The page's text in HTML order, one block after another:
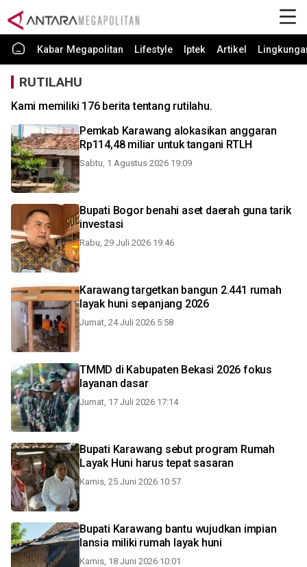
Kabar Megapolitan Lifestyle Iptek Artikel
RUTILAHU
Kami memiliki 176 berita tentang rutilahu.
Pemkab Karawang alokasikan anggaran
Rp114,48 miliar untuk tangani RTLH
Sabtu, 1 Agustus 2026 19:09
Bupati Bogor benahi aset daerah guna tarik
investasi
Rabu, 29 Juli 2026 19:46
Karawang targetkan bangun 2.441 rumah
layak huni sepanjang 2026
Jumat, 24 Juli 2026 5:58
TMMD di Kabupaten Bekasi 2026 fokus
layanan dasar
Jumat, 17 Juli 2026 17:14
Bupati Karawang sebut program Rumah
Layak Huni harus tepat sasaran
Kamis, 25 Juni 2026 10:57
Bupati Karawang bantu wujudkan impian
lansia miliki rumah layak huni
Kamis, 18 Juni 2026 10:01